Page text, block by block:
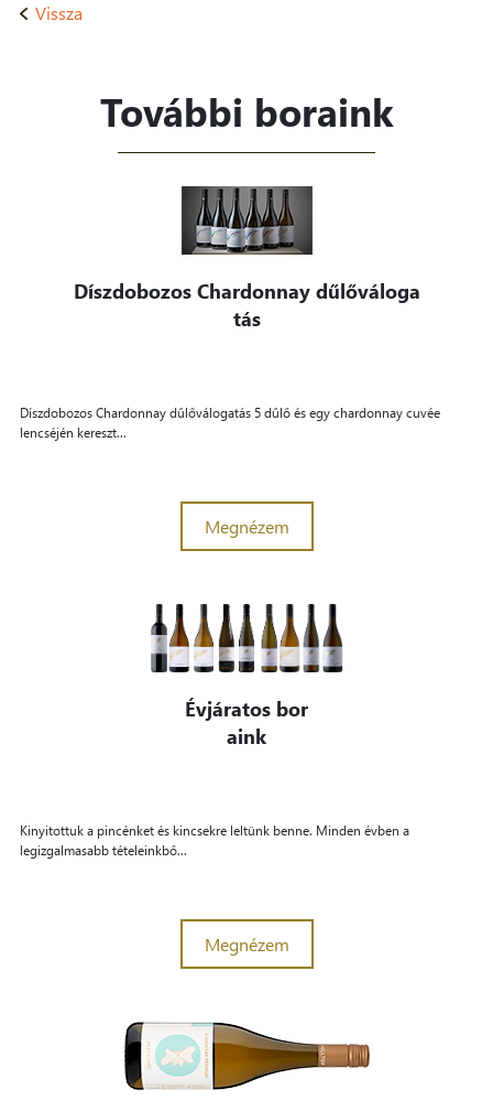
Vissza
További boraink
Díszdobozos Chardonnay dűlőváloga
tás
Díszdobozos Chardonnay dűlőválogatás 5 dűlő és egy chardonnay cuvée
lencséjén kereszt...
Megnézem
Évjáratos bor
aink
Kinyitottuk a pincénket és kincsekre leltünk benne. Minden évben a
legizgalmasabb tételeinkbő...
Megnézem